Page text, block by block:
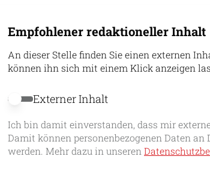
Empfohlener redaktioneller Inhalt
An dieser Stelle finden Sie einen externen
können ihn sich mit einem Klick anzeigen
Externer Inhalt erlauben
Externer Inhalt
Ich bin damit einverstanden, dass mir
Damit können personenbezogenen Daten
werden. Mehr dazu in unseren